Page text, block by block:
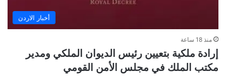
أخبار الاردن
منذ 18 ساعة
إرادة ملكية بتعيين رئيس الديوان الملكي ومدير
مكتب الملك في مجلس الأمن القومي